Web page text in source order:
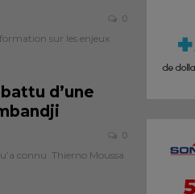
0
sur les enjeux
d’une
0
connu Thierno Moussa